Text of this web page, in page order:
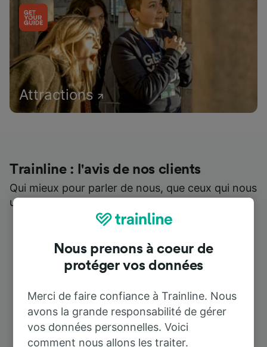
Attractions
Trainline : l'avis de nos clients
Qui mieux pour parler de nous, que ceux qui nous
utilisent ?
Nous prenons à coeur de
protéger vos données
Merci de faire confiance à Trainline. Nous
avons la grande responsabilité de gérer
vos données personnelles. Voici
comment nous allons les traiter.